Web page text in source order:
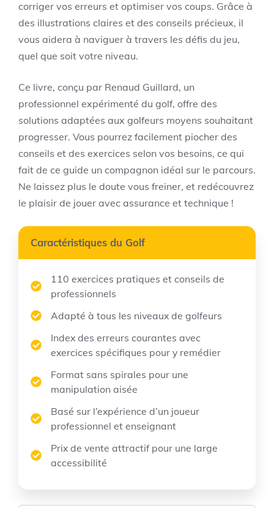
corriger vos erreurs et optimiser vos coups. Grâce à
des illustrations claires et des conseils précieux, il
vous aidera à naviguer à travers les défis du jeu,
quel que soit votre niveau.
Ce livre, conçu par Renaud Guillard, un
professionnel expérimenté du golf, offre des
solutions adaptées aux golfeurs moyens souhaitant
progresser. Vous pourrez facilement piocher des
conseils et des exercices selon vos besoins, ce qui
fait de ce guide un compagnon idéal sur le parcours.
Ne laissez plus le doute vous freiner, et redécouvrez
le plaisir de jouer avec assurance et technique !
Caractéristiques du Golf
110 exercices pratiques et conseils de
professionnels
Adapté à tous les niveaux de golfeurs
Index des erreurs courantes avec
exercices spécifiques pour y remédier
Format sans spirales pour une
manipulation aisée
Basé sur l’expérience d’un joueur
professionnel et enseignant
Prix de vente attractif pour une large
accessibilité